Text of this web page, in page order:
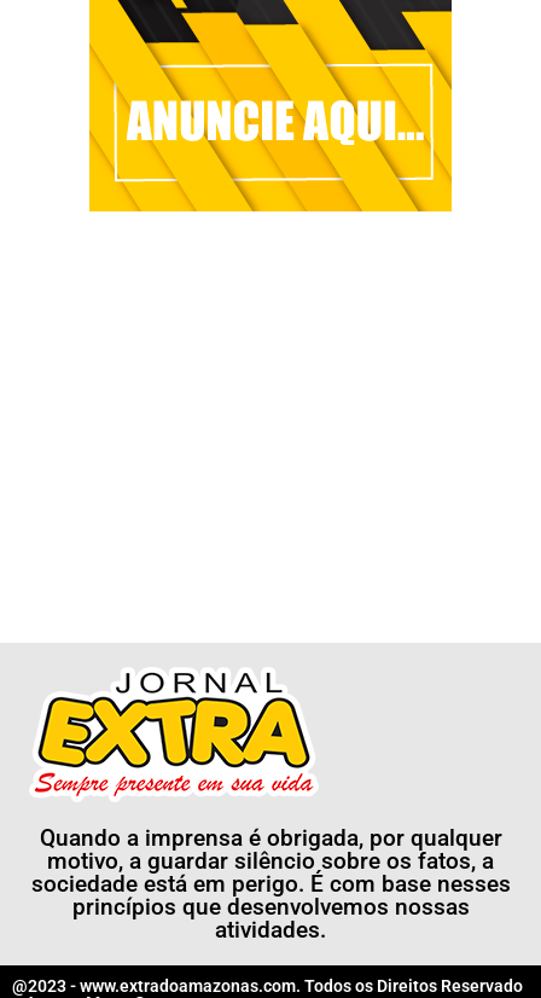
Quando a imprensa é obrigada, por qualquer
motivo, a guardar silêncio sobre os fatos, a
sociedade está em perigo. É com base nesses
princípios que desenvolvemos nossas
atividades.
@2023 - www.extradoamazonas.com. Todos os Direitos Reservado